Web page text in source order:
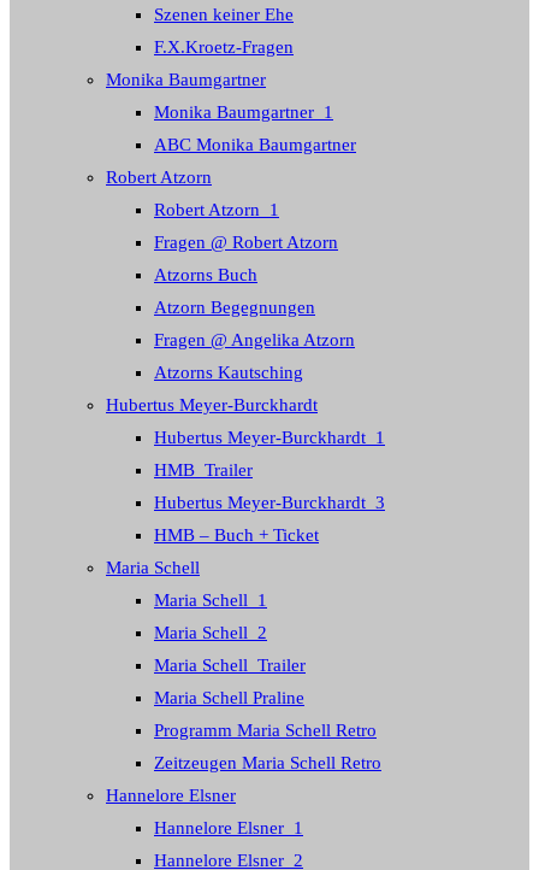
Szenen keiner Ehe
F.X.Kroetz-Fragen
Monika Baumgartner
Monika Baumgartner_1
ABC Monika Baumgartner
Robert Atzorn
Robert Atzorn_1
Fragen @ Robert Atzorn
Atzorns Buch
Atzorn Begegnungen
Fragen @ Angelika Atzorn
Atzorns Kautsching
Hubertus Meyer-Burckhardt
Hubertus Meyer-Burckhardt_1
HMB_Trailer
Hubertus Meyer-Burckhardt_3
HMB – Buch + Ticket
Maria Schell
Maria Schell_1
Maria Schell_2
Maria Schell_Trailer
Maria Schell Praline
Programm Maria Schell Retro
Zeitzeugen Maria Schell Retro
Hannelore Elsner
Hannelore Elsner_1
Hannelore Elsner_2